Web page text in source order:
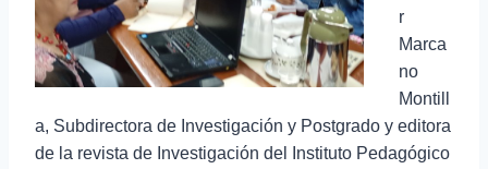
r
Marca
no
Montill
a, Subdirectora de Investigación y Postgrado y editora
de la revista de Investigación del Instituto Pedagógico